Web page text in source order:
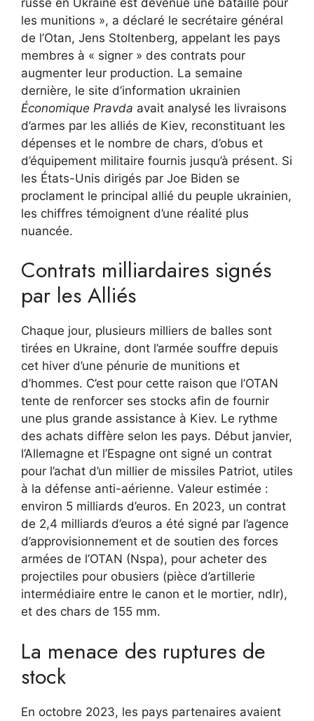
les munitions », a déclaré le secrétaire général
de l’Otan, Jens Stoltenberg, appelant les pays
membres à « signer » des contrats pour
augmenter leur production. La semaine
dernière, le site d’information ukrainien
Économique Pravda avait analysé les livraisons
d’armes par les alliés de Kiev, reconstituant les
dépenses et le nombre de chars, d’obus et
d’équipement militaire fournis jusqu’à présent. Si
les États-Unis dirigés par Joe Biden se
proclament le principal allié du peuple ukrainien,
les chiffres témoignent d’une réalité plus
nuancée.
Contrats milliardaires signés
par les Alliés
Chaque jour, plusieurs milliers de balles sont
tirées en Ukraine, dont l’armée souffre depuis
cet hiver d’une pénurie de munitions et
d’hommes. C’est pour cette raison que l’OTAN
tente de renforcer ses stocks afin de fournir
une plus grande assistance à Kiev. Le rythme
des achats diffère selon les pays. Début janvier,
l’Allemagne et l’Espagne ont signé un contrat
pour l’achat d’un millier de missiles Patriot, utiles
à la défense anti-aérienne. Valeur estimée :
environ 5 milliards d’euros. En 2023, un contrat
de 2,4 milliards d’euros a été signé par l’agence
d’approvisionnement et de soutien des forces
armées de l’OTAN (Nspa), pour acheter des
projectiles pour obusiers (pièce d’artillerie
intermédiaire entre le canon et le mortier, ndlr),
et des chars de 155 mm.
La menace des ruptures de
stock
En octobre 2023, les pays partenaires avaient